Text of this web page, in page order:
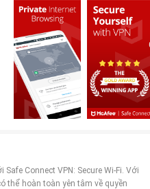
Connect VPN: Secure Wi-Fi. Với
thể hoàn toàn yên tâm về quyền